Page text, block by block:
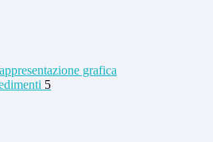
grafica
5